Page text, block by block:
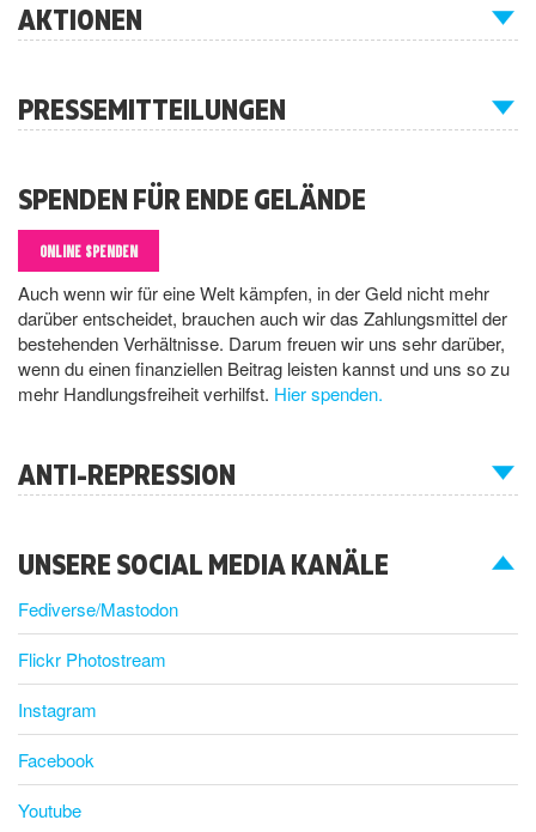
AKTIONEN
PRESSEMITTEILUNGEN
SPENDEN FÜR ENDE GELÄNDE
ONLINE SPENDEN
Auch wenn wir für eine Welt kämpfen, in der Geld nicht mehr
darüber entscheidet, brauchen auch wir das Zahlungsmittel der
bestehenden Verhältnisse. Darum freuen wir uns sehr darüber,
wenn du einen finanziellen Beitrag leisten kannst und uns so zu
mehr Handlungsfreiheit verhilfst. Hier spenden.
ANTI-REPRESSION
UNSERE SOCIAL MEDIA KANÄLE
Fediverse/Mastodon
Flickr Photostream
Instagram
Facebook
Youtube